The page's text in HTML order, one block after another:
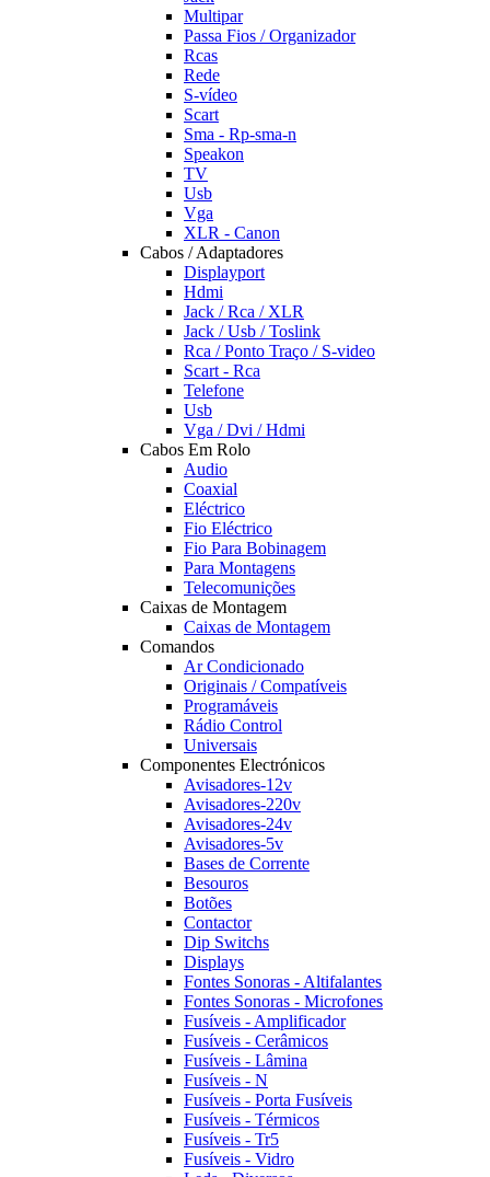
Multipar
Passa Fios / Organizador
Rcas
Rede
S-vídeo
Scart
Sma - Rp-sma-n
Speakon
TV
Usb
Vga
XLR - Canon
Cabos / Adaptadores
Displayport
Hdmi
Jack / Rca / XLR
Jack / Usb / Toslink
Rca / Ponto Traço / S-video
Scart - Rca
Telefone
Usb
Vga / Dvi / Hdmi
Cabos Em Rolo
Audio
Coaxial
Eléctrico
Fio Eléctrico
Fio Para Bobinagem
Para Montagens
Telecomunições
Caixas de Montagem
Caixas de Montagem
Comandos
Ar Condicionado
Originais / Compatíveis
Programáveis
Rádio Control
Universais
Componentes Electrónicos
Avisadores-12v
Avisadores-220v
Avisadores-24v
Avisadores-5v
Bases de Corrente
Besouros
Botões
Contactor
Dip Switchs
Displays
Fontes Sonoras - Altifalantes
Fontes Sonoras - Microfones
Fusíveis - Amplificador
Fusíveis - Cerâmicos
Fusíveis - Lâmina
Fusíveis - N
Fusíveis - Porta Fusíveis
Fusíveis - Térmicos
Fusíveis - Tr5
Fusíveis - Vidro